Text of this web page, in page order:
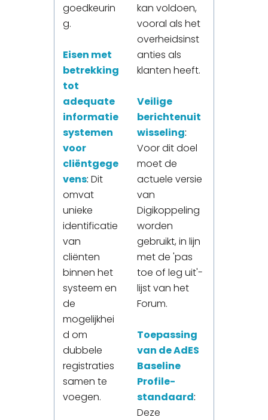
goedkeurin
g.
Eisen met
betrekking
tot
adequate
informatie
systemen
voor
cliëntgege
vens: Dit
omvat
unieke
identificatie
van
cliënten
binnen het
systeem en
de
mogelijkhei
d om
dubbele
registraties
samen te
voegen.
kan voldoen,
vooral als het
overheidsinst
anties als
klanten heeft.
Veilige
berichtenuit
wisseling:
Voor dit doel
moet de
actuele versie
van
Digikoppeling
worden
gebruikt, in lijn
met de 'pas
toe of leg uit'-
lijst van het
Forum.
Toepassing
van de AdES
Baseline
Profile-
standaard:
Deze